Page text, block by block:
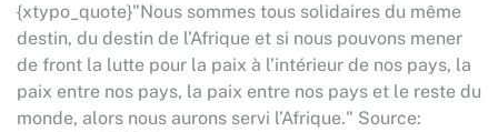
{xtypo_quote}"Nous sommes tous solidaires du même
destin, du destin de l’Afrique et si nous pouvons mener
de front la lutte pour la paix à l’intérieur de nos pays, la
paix entre nos pays, la paix entre nos pays et le reste du
monde, alors nous aurons servi l’Afrique." Source: